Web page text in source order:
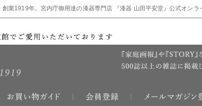
創業1919年。宮内庁御用達の漆器専門店 『漆器 山田平安堂』公式オンラ